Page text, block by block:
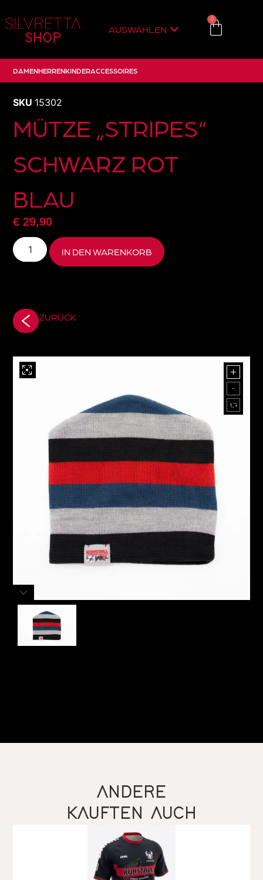
AUSWÄHLEN
0
DAMENHERRENKINDERACCESSOIRES
SKU 15302
MÜTZE „STRIPES“
SCHWARZ ROT
BLAU
€ 29,90
IN DEN WARENKORB
ZURÜCK
ANDERE
KAUFTEN AUCH